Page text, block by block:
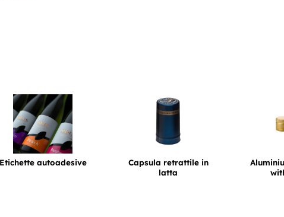
Etichette autoadesive
Capsula retrattile in
latta